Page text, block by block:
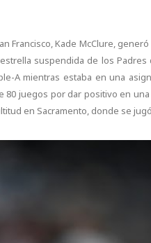
Francisco, Kade McClure,
suspendida de los
A mientras estaba en una
juegos por dar positivo en
en Sacramento, donde se